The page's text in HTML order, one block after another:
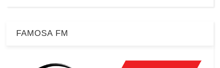
FAMOSA FM